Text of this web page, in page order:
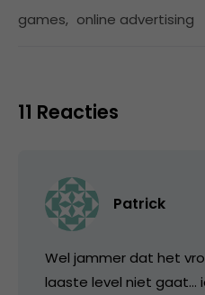
games, online advertising
11 Reacties
Patrick
Wel jammer dat het
laaste level niet gaat…